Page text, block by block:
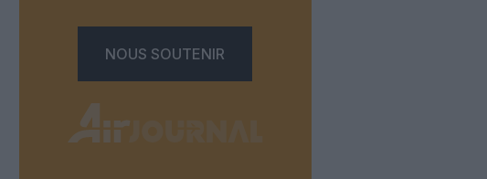
NOUS SOUTENIR